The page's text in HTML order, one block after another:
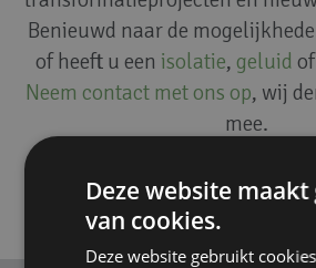
Benieuwd naar de
of heeft u een isolatie, geluid of
Neem contact met ons op, wij
mee.
Deze website
van cookies.
Deze website gebruikt